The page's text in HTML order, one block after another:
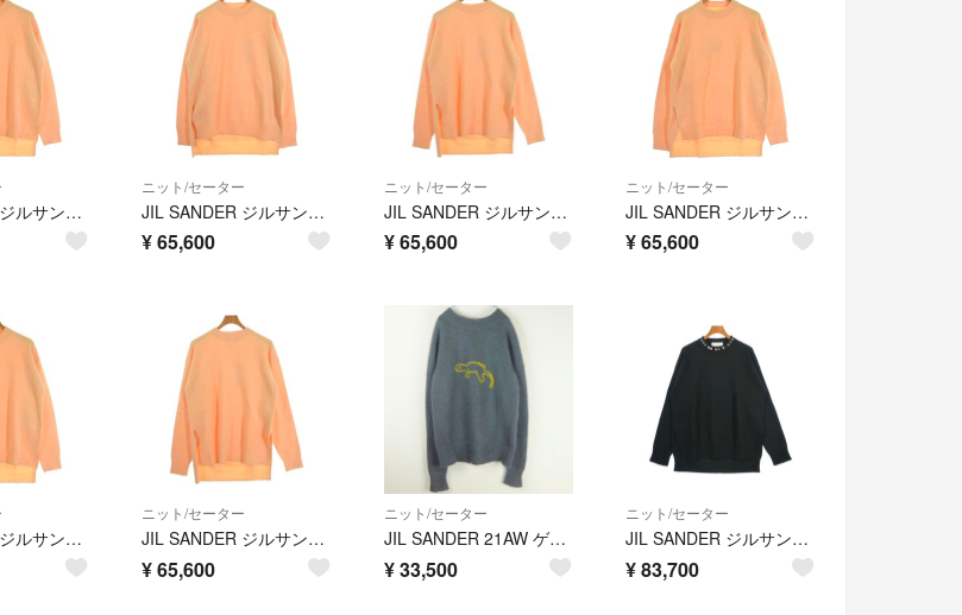
JIL SANDER ジルサンダー ニット・セーター M オレンジ 【古着】【中古】【送料無料】
ニット/セーター
JIL SANDER ジルサンダー ニット・セーター L オレンジ 【古着】【中古】【送料無料】
¥65,600
ニット/セーター
JIL SANDER ジルサンダー ニット・セーター S オレンジ 【古着】【中古】【送料無料】
¥65,600
ニット/セーター
JIL SANDER ジルサンダー ニット・セーター M オレンジ 【古着】【中古】【送料無料】
¥65,600
JIL SANDER ジルサンダー ニット・セーター M オレンジ 【古着】【中古】【送料無料】
ニット/セーター
JIL SANDER ジルサンダー ニット・セーター S オレンジ 【古着】【中古】【送料無料】
¥65,600
ニット/セーター
JIL SANDER 21AW ゲッコー刺繍ニット44 ブルーグレー×イエロー
¥33,500
ニット/セーター
JIL SANDER ジルサンダー ニット・セーター M 黒 【古着】【中古】【送料無料】
¥83,700